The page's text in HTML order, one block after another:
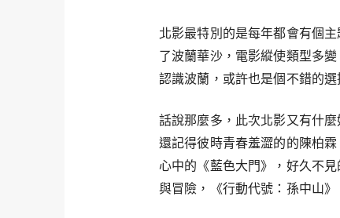
北影最特別的是每年都會有個
了波蘭華沙，電影縱使類型多
認識波蘭，或許也是個不錯的選
話說那麼多，此次北影又有什麼
還記得彼時青春羞澀的的陳柏
心中的《藍色大門》，好久不
與冒險，《行動代號：孫中山